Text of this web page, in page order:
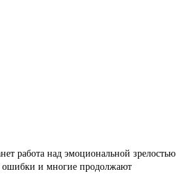
работа над эмоциональной зрелостью
ошибки и многие продолжают